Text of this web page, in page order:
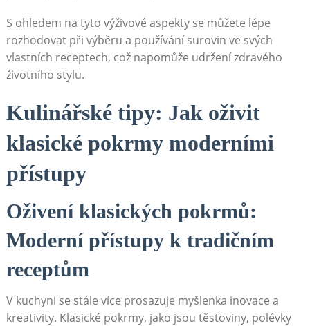
S ohledem na tyto výživové aspekty se můžete lépe
rozhodovat při výběru a používání surovin ve svých
vlastních receptech, což napomůže udržení zdravého
životního stylu.
Kulinářské tipy: Jak oživit
klasické pokrmy moderními
přístupy
Oživení klasických pokrmů:
Moderní přístupy k tradičním
receptům
V kuchyni se stále více prosazuje myšlenka inovace a
kreativity. Klasické pokrmy, jako jsou těstoviny, polévky